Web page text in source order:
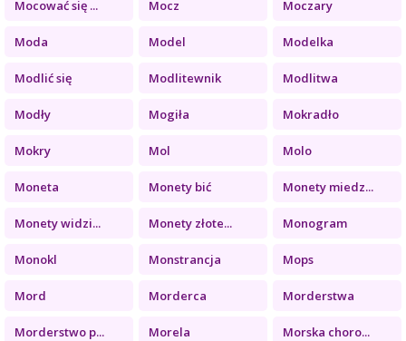
Mocować się ... Mocz Moczary
Moda Model Modelka
Modlić się Modlitewnik Modlitwa
Modły Mogiła Mokradło
Mokry Mol Molo
Moneta Monety bić Monety miedz...
Monety widzi... Monety złote... Monogram
Monokl Monstrancja Mops
Mord Morderca Morderstwa
Morderstwo p... Morela Morska choro...